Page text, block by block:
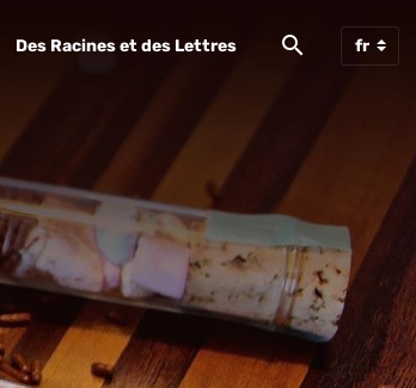
Des Racines et des Lettres